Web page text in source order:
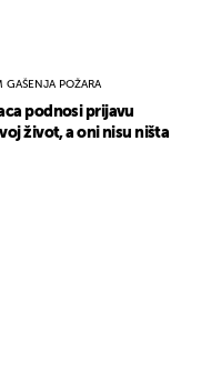
GAŠENJA POŽARA
podnosi prijavu
život, a oni nisu ništa